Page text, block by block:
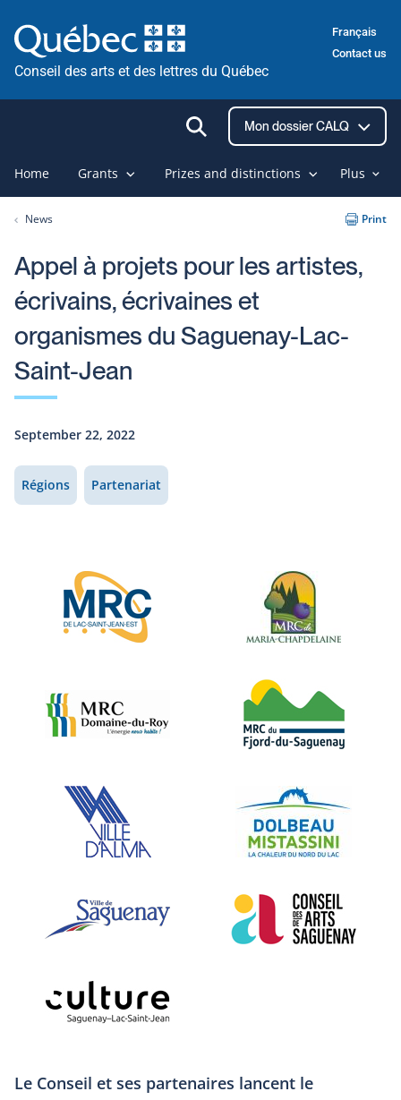
to
content
Conseil des arts et des lettres du Québec
Français
Contact us
Ouvrir
la
recherche
Mon dossier CALQ
Home Grants Prizes and distinctions Plus
News Print
Appel à projets pour les artistes,
écrivains, écrivaines et
organismes du Saguenay-Lac-
Saint-Jean
September 22, 2022
Régions Partenariat
Le Conseil et ses partenaires lancent le